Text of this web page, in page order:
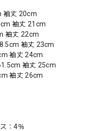
袖丈 20cm
袖丈 21cm
袖丈 22cm
袖丈 23cm
袖丈 24cm
袖丈 25cm
袖丈 26cm
：4％